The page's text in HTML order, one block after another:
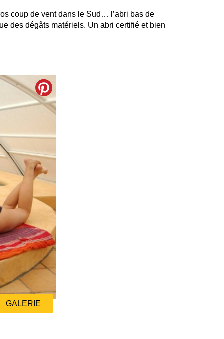
coup de vent dans le Sud… l’abri bas de
des dégâts matériels. Un abri certifié et bien
GALERIE